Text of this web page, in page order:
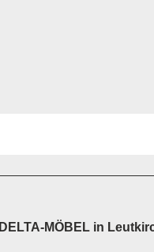
DELTA-MÖBEL in